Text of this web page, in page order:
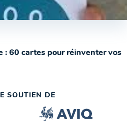
: 60 cartes pour réinventer vos
SOUTIEN DE